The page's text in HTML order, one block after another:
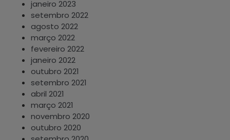
janeiro 2023
setembro 2022
agosto 2022
março 2022
fevereiro 2022
janeiro 2022
outubro 2021
setembro 2021
abril 2021
março 2021
novembro 2020
outubro 2020